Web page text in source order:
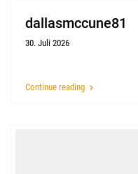
dallasmccune81
30. Juli 2026
Continue reading